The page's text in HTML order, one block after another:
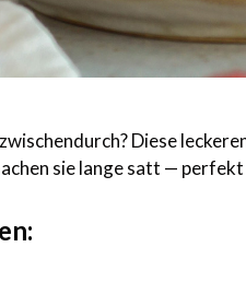
Diese
sie lange satt —